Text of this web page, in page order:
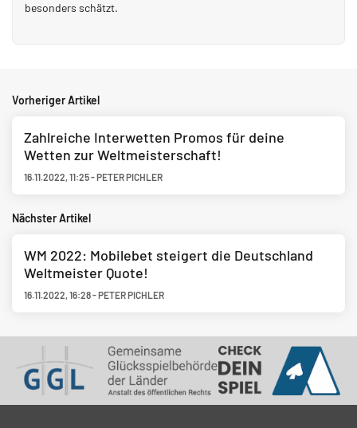
besonders schätzt.
Vorheriger Artikel
Zahlreiche Interwetten Promos für deine
Wetten zur Weltmeisterschaft!
16.11.2022,11:25-PETER PICHLER
Nächster Artikel
WM 2022: Mobilebet steigert die Deutschland
Weltmeister Quote!
16.11.2022,16:28-PETER PICHLER